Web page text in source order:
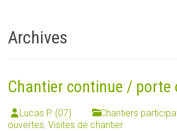
même
Archives
Chantier continue / porte
Lucas P. (07) Chantiers
ouvertes,Visites de chantier